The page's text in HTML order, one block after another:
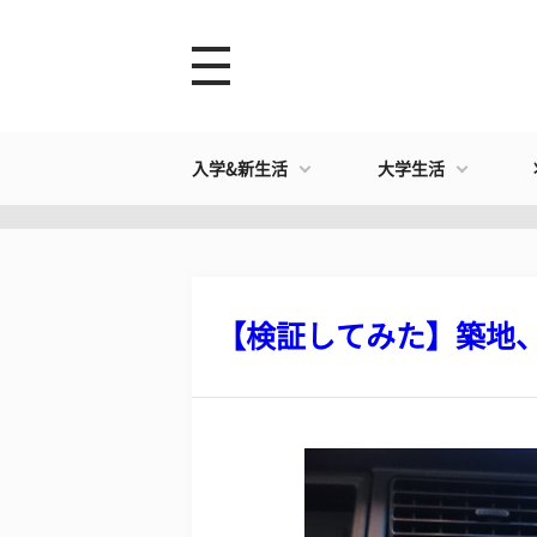
入学&新生活 大学生活
【検証してみた】築地